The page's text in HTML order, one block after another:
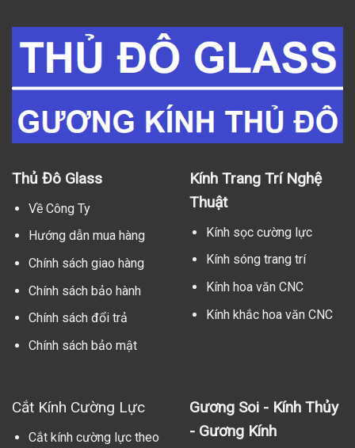
Thủ Đô Glass
Về Công Ty
Hướng dẫn mua hàng
Chính sách giao hàng
Chính sách bảo hành
Chính sách đổi trả
Chính sách bảo mật
Kính Trang Trí Nghệ
Thuật
Kính sọc cường lực
Kính sóng trang trí
Kính hoa văn CNC
Kính khắc hoa văn CNC
Cắt Kính Cường Lực
Cắt kính cường lực theo
Gương Soi - Kính Thủy
- Gương Kính